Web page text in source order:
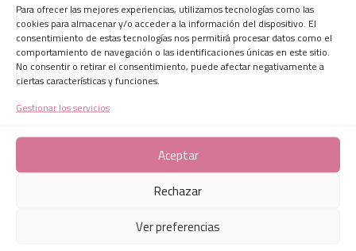
Para ofrecer las mejores experiencias, utilizamos tecnologías como las
cookies para almacenar y/o acceder a la información del dispositivo. El
consentimiento de estas tecnologías nos permitirá procesar datos como el
comportamiento de navegación o las identificaciones únicas en este sitio.
No consentir o retirar el consentimiento, puede afectar negativamente a
ciertas características y funciones.
Gestionar los servicios
Aceptar
Rechazar
Ver preferencias
Últimos comentarios en Tripadvisor